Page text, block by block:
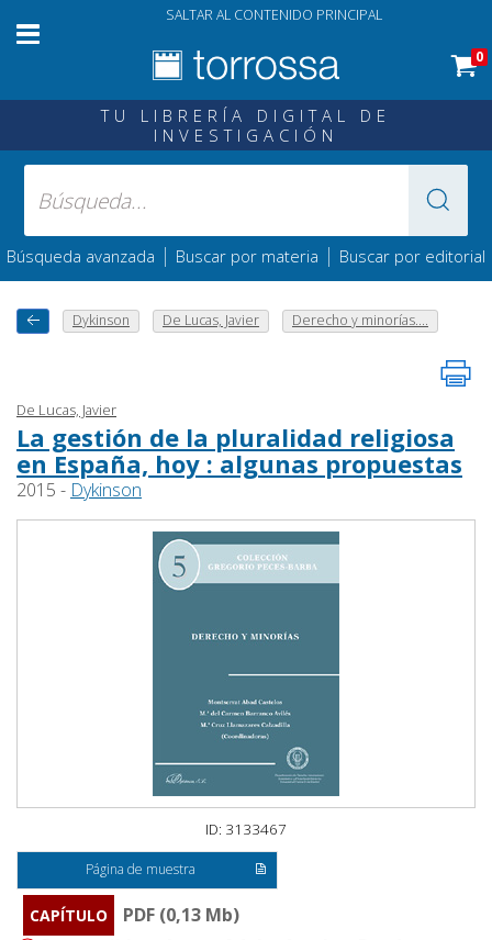
SALTAR AL CONTENIDO PRINCIPAL
0
TU LIBRERÍA DIGITAL DE
INVESTIGACIÓN
Búsqueda avanzada | Buscar por materia | Buscar por editorial
Dykinson De Lucas, Javier Derecho y minorías....
De Lucas, Javier
La gestión de la pluralidad religiosa
en España, hoy : algunas propuestas
2015 - Dykinson
ID: 3133467
Página de muestra
CAPÍTULO
PDF (0,13 Mb)